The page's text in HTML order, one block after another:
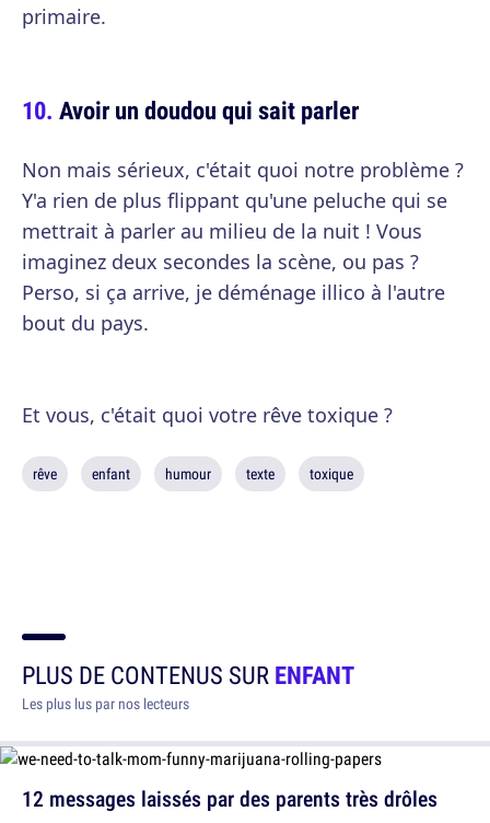
primaire.
Avoir un doudou qui sait parler
Non mais sérieux, c'était quoi notre problème ?
Y'a rien de plus flippant qu'une peluche qui se
mettrait à parler au milieu de la nuit ! Vous
imaginez deux secondes la scène, ou pas ?
Perso, si ça arrive, je déménage illico à l'autre
bout du pays.
Et vous, c'était quoi votre rêve toxique ?
rêve enfant humour texte toxique
PLUS DE CONTENUS SURENFANT
Les plus lus par nos lecteurs
12 messages laissés par des parents très drôles